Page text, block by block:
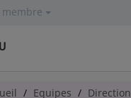
membre
Equipes Direction